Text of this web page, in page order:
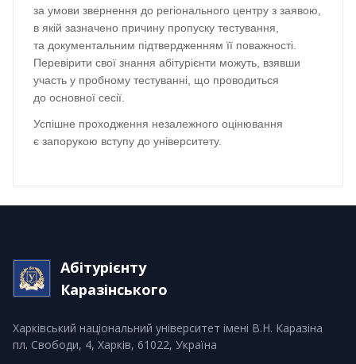
за умови звернення до регіонального центру з заявою,
в якій зазначено причину пропуску тестування,
та документальним підтвердженням її поважності.
Перевірити свої знання абітурієнти можуть, взявши
участь у пробному тестуванні, що проводиться
до основної сесії.
Успішне проходження незалежного оцінювання
є запорукою вступу до університету.
Абітурієнту
Каразінського
Харківський національний університет імені В.Н. Каразіна
пл. Свободи, 4, Харків, 61022, Україна